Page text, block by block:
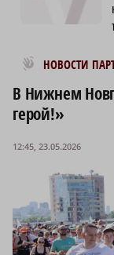
НОВОСТИ
Новости
В Нижнем
герой!»
12:45, 23.05.2026